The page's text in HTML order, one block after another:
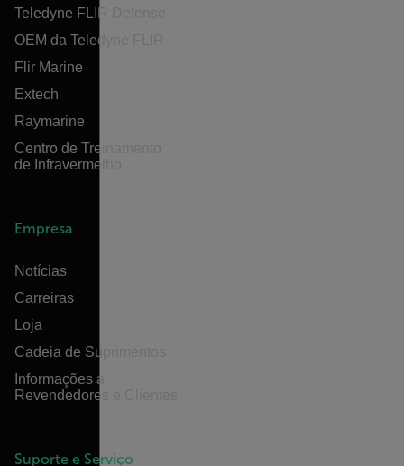
Teledyne FLIR Defense
OEM da Teledyne FLIR
Flir Marine
Extech
Raymarine
Centro de Treinamento
de Infravermelho
Empresa
Notícias
Carreiras
Loja
Cadeia de Suprimentos
Informações a
Revendedores e Clientes
Suporte e Serviço